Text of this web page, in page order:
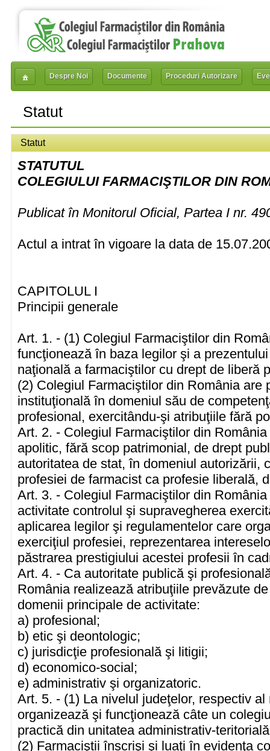
Despre Noi Documente Proceduri Autorizare
Statut
Statut
STATUTUL
COLEGIULUI FARMACIŞTILOR DIN
Publicat în Monitorul Oficial, Partea I nr.
Actul a intrat în vigoare la data de
CAPITOLUL I
Principii generale
Art. 1. - (1) Colegiul Farmaciştilor din
funcţionează în baza legilor şi a
naţională a farmaciştilor cu drept de liberă
(2) Colegiul Farmaciştilor din România are
instituţională în domeniul său de
profesional, exercitându-şi atribuţiile fără
Art. 2. - Colegiul Farmaciştilor din
apolitic, fără scop patrimonial, de drept
autoritatea de stat, în domeniul autorizării,
profesiei de farmacist ca profesie liberală,
Art. 3. - Colegiul Farmaciştilor din
activitate controlul şi supravegherea
aplicarea legilor şi regulamentelor care
exerciţiul profesiei, reprezentarea
păstrarea prestigiului acestei profesii în
Art. 4. - Ca autoritate publică şi
România realizează atribuţiile prevăzute
domenii principale de activitate:
a) profesional;
b) etic şi deontologic;
c) jurisdicţie profesională şi litigii;
d) economico-social;
e) administrativ şi organizatoric.
Art. 5. - (1) La nivelul judeţelor, respectiv
organizează şi funcţionează câte un
practică din unitatea administrativ-
(2) Farmaciştii înscrişi şi luaţi în evidenţa